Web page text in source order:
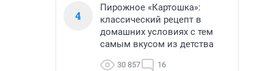
4
Пирожное «Картошка»:
классический рецепт в
домашних условиях с тем
самым вкусом из детства
30 857 16